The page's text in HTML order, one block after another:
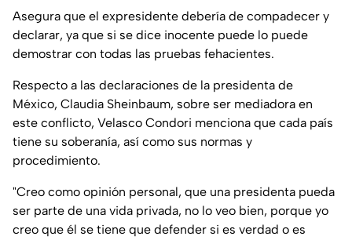
Asegura que el expresidente debería de compadecer y
declarar, ya que si se dice inocente puede lo puede
demostrar con todas las pruebas fehacientes.
Respecto a las declaraciones de la presidenta de
México, Claudia Sheinbaum, sobre ser mediadora en
este conflicto, Velasco Condori menciona que cada país
tiene su soberanía, así como sus normas y
procedimiento.
"Creo como opinión personal, que una presidenta pueda
ser parte de una vida privada, no lo veo bien, porque yo
creo que él se tiene que defender si es verdad o es